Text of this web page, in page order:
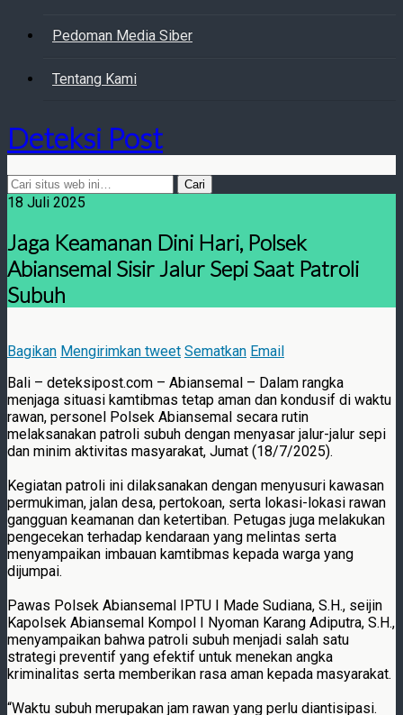
Pedoman Media Siber
Tentang Kami
Deteksi Post
18 Juli 2025
Jaga Keamanan Dini Hari, Polsek
Abiansemal Sisir Jalur Sepi Saat Patroli
Subuh
Bagikan Mengirimkan tweet Sematkan Email
Bali – deteksipost.com – Abiansemal – Dalam rangka
menjaga situasi kamtibmas tetap aman dan kondusif di waktu
rawan, personel Polsek Abiansemal secara rutin
melaksanakan patroli subuh dengan menyasar jalur-jalur sepi
dan minim aktivitas masyarakat, Jumat (18/7/2025).
Kegiatan patroli ini dilaksanakan dengan menyusuri kawasan
permukiman, jalan desa, pertokoan, serta lokasi-lokasi rawan
gangguan keamanan dan ketertiban. Petugas juga melakukan
pengecekan terhadap kendaraan yang melintas serta
menyampaikan imbauan kamtibmas kepada warga yang
dijumpai.
Pawas Polsek Abiansemal IPTU I Made Sudiana, S.H., seijin
Kapolsek Abiansemal Kompol I Nyoman Karang Adiputra, S.H.,
menyampaikan bahwa patroli subuh menjadi salah satu
strategi preventif yang efektif untuk menekan angka
kriminalitas serta memberikan rasa aman kepada masyarakat.
“Waktu subuh merupakan jam rawan yang perlu diantisipasi.